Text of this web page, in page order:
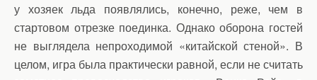
у хозяек льда появлялись, конечно, реже, чем в
стартовом отрезке поединка. Однако оборона гостей
не выглядела непроходимой «китайской стеной». В
целом, игра была практически равной, если не считать